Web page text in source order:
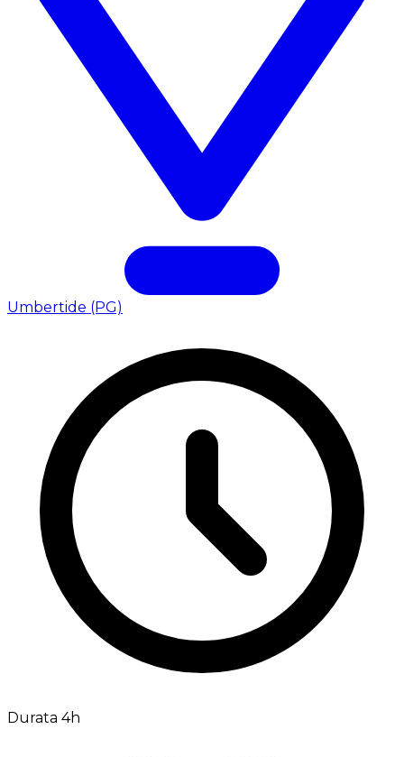
Umbertide (PG)
Durata 4h